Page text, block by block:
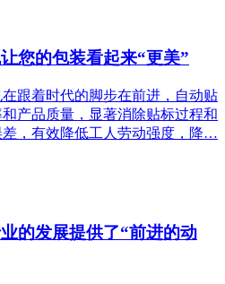
您的包装看起来“更美”
跟着时代的脚步在前进，自动贴
产品质量，显著消除贴标过程和
，有效降低工人劳动强度，降…
的发展提供了“前进的动